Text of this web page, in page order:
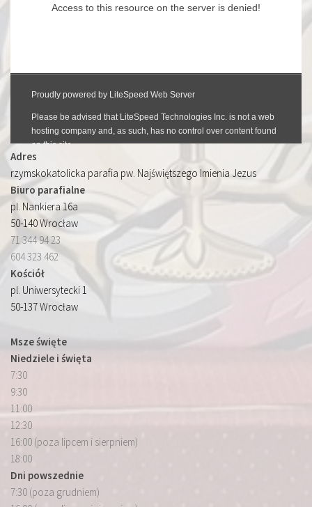
Adres
rzymskokatolicka parafia pw. Najświętszego Imienia Jezus
Biuro parafialne
pl. Nankiera 16a
50-140 Wrocław
71 344 94 23
604 323 462
Kościół
pl. Uniwersytecki 1
50-137 Wrocław
Msze święte
Niedziele i święta
7:30
9:30
11:00
12:30
16:00 (poza lipcem i sierpniem)
18:00
Dni powszednie
7:30 (poza grudniem)